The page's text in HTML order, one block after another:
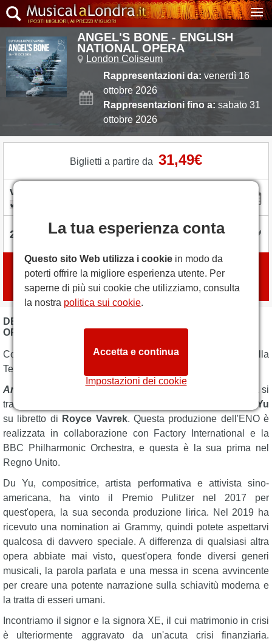
ANGEL'S BONE - ENGLISH
NATIONAL OPERA
London Coliseum
Rappresentazioni da: venerdì 16
ottobre 2026
Rappresentazioni fino a: sabato 31
ottobre 2026
Biglietti a partire da 31,49€
Prenota biglietti
conLondon Box Office
DESCRIZIONE ANGEL'S BONE - ENGLISH NATIONAL
OPERA
Cosa succede quando un paio di angeli precipitano sulla
Terra? Amerete l'oscuro e inquietante
Angel's Bone
tesse una parabola inquietante in cui la cura si
trasforma in disprezzo e l'amore in odio, composta da
Du Yu
su libretto di Royce Vavrek. Questa produzione dell'ENO è
realizzata in collaborazione con Factory International e la
BBC Philharmonic Orchestra, e questa è la sua prima nel
Regno Unito.
Du Yu, compositrice, artista performativa e attivista sino-
americana, ha vinto il Premio Pulitzer nel 2017 per
quest'opera, la sua seconda produzione lirica. Nel 2019 ha
ricevuto una nomination ai Grammy, quindi potete aspettarvi
qualcosa di davvero speciale. A differenza di qualsiasi altra
opera abbiate mai visto, quest'opera fonde diversi generi
musicali, la parola parlata e una messa in scena avvincente
per creare una potente narrazione sulla schiavitù moderna e
la tratta di esseri umani.
Incontriamo il signor e la signora XE, il cui matrimonio in crisi
è ulteriormente aggravato da un'acuta crisi finanziaria.
La tua esperienza conta
Questo sito Web utilizza i cookie in modo da
poterti offrire la migliore esperienza utente. Per
saperne di più sui cookie che utilizziamo, consulta
la nostra politica sui cookie.
Impostazioni dei cookie
Accetta e continua